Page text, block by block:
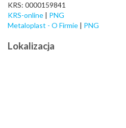
KRS: 0000159841
KRS-online | PNG
Metaloplast - O Firmie | PNG
Lokalizacja